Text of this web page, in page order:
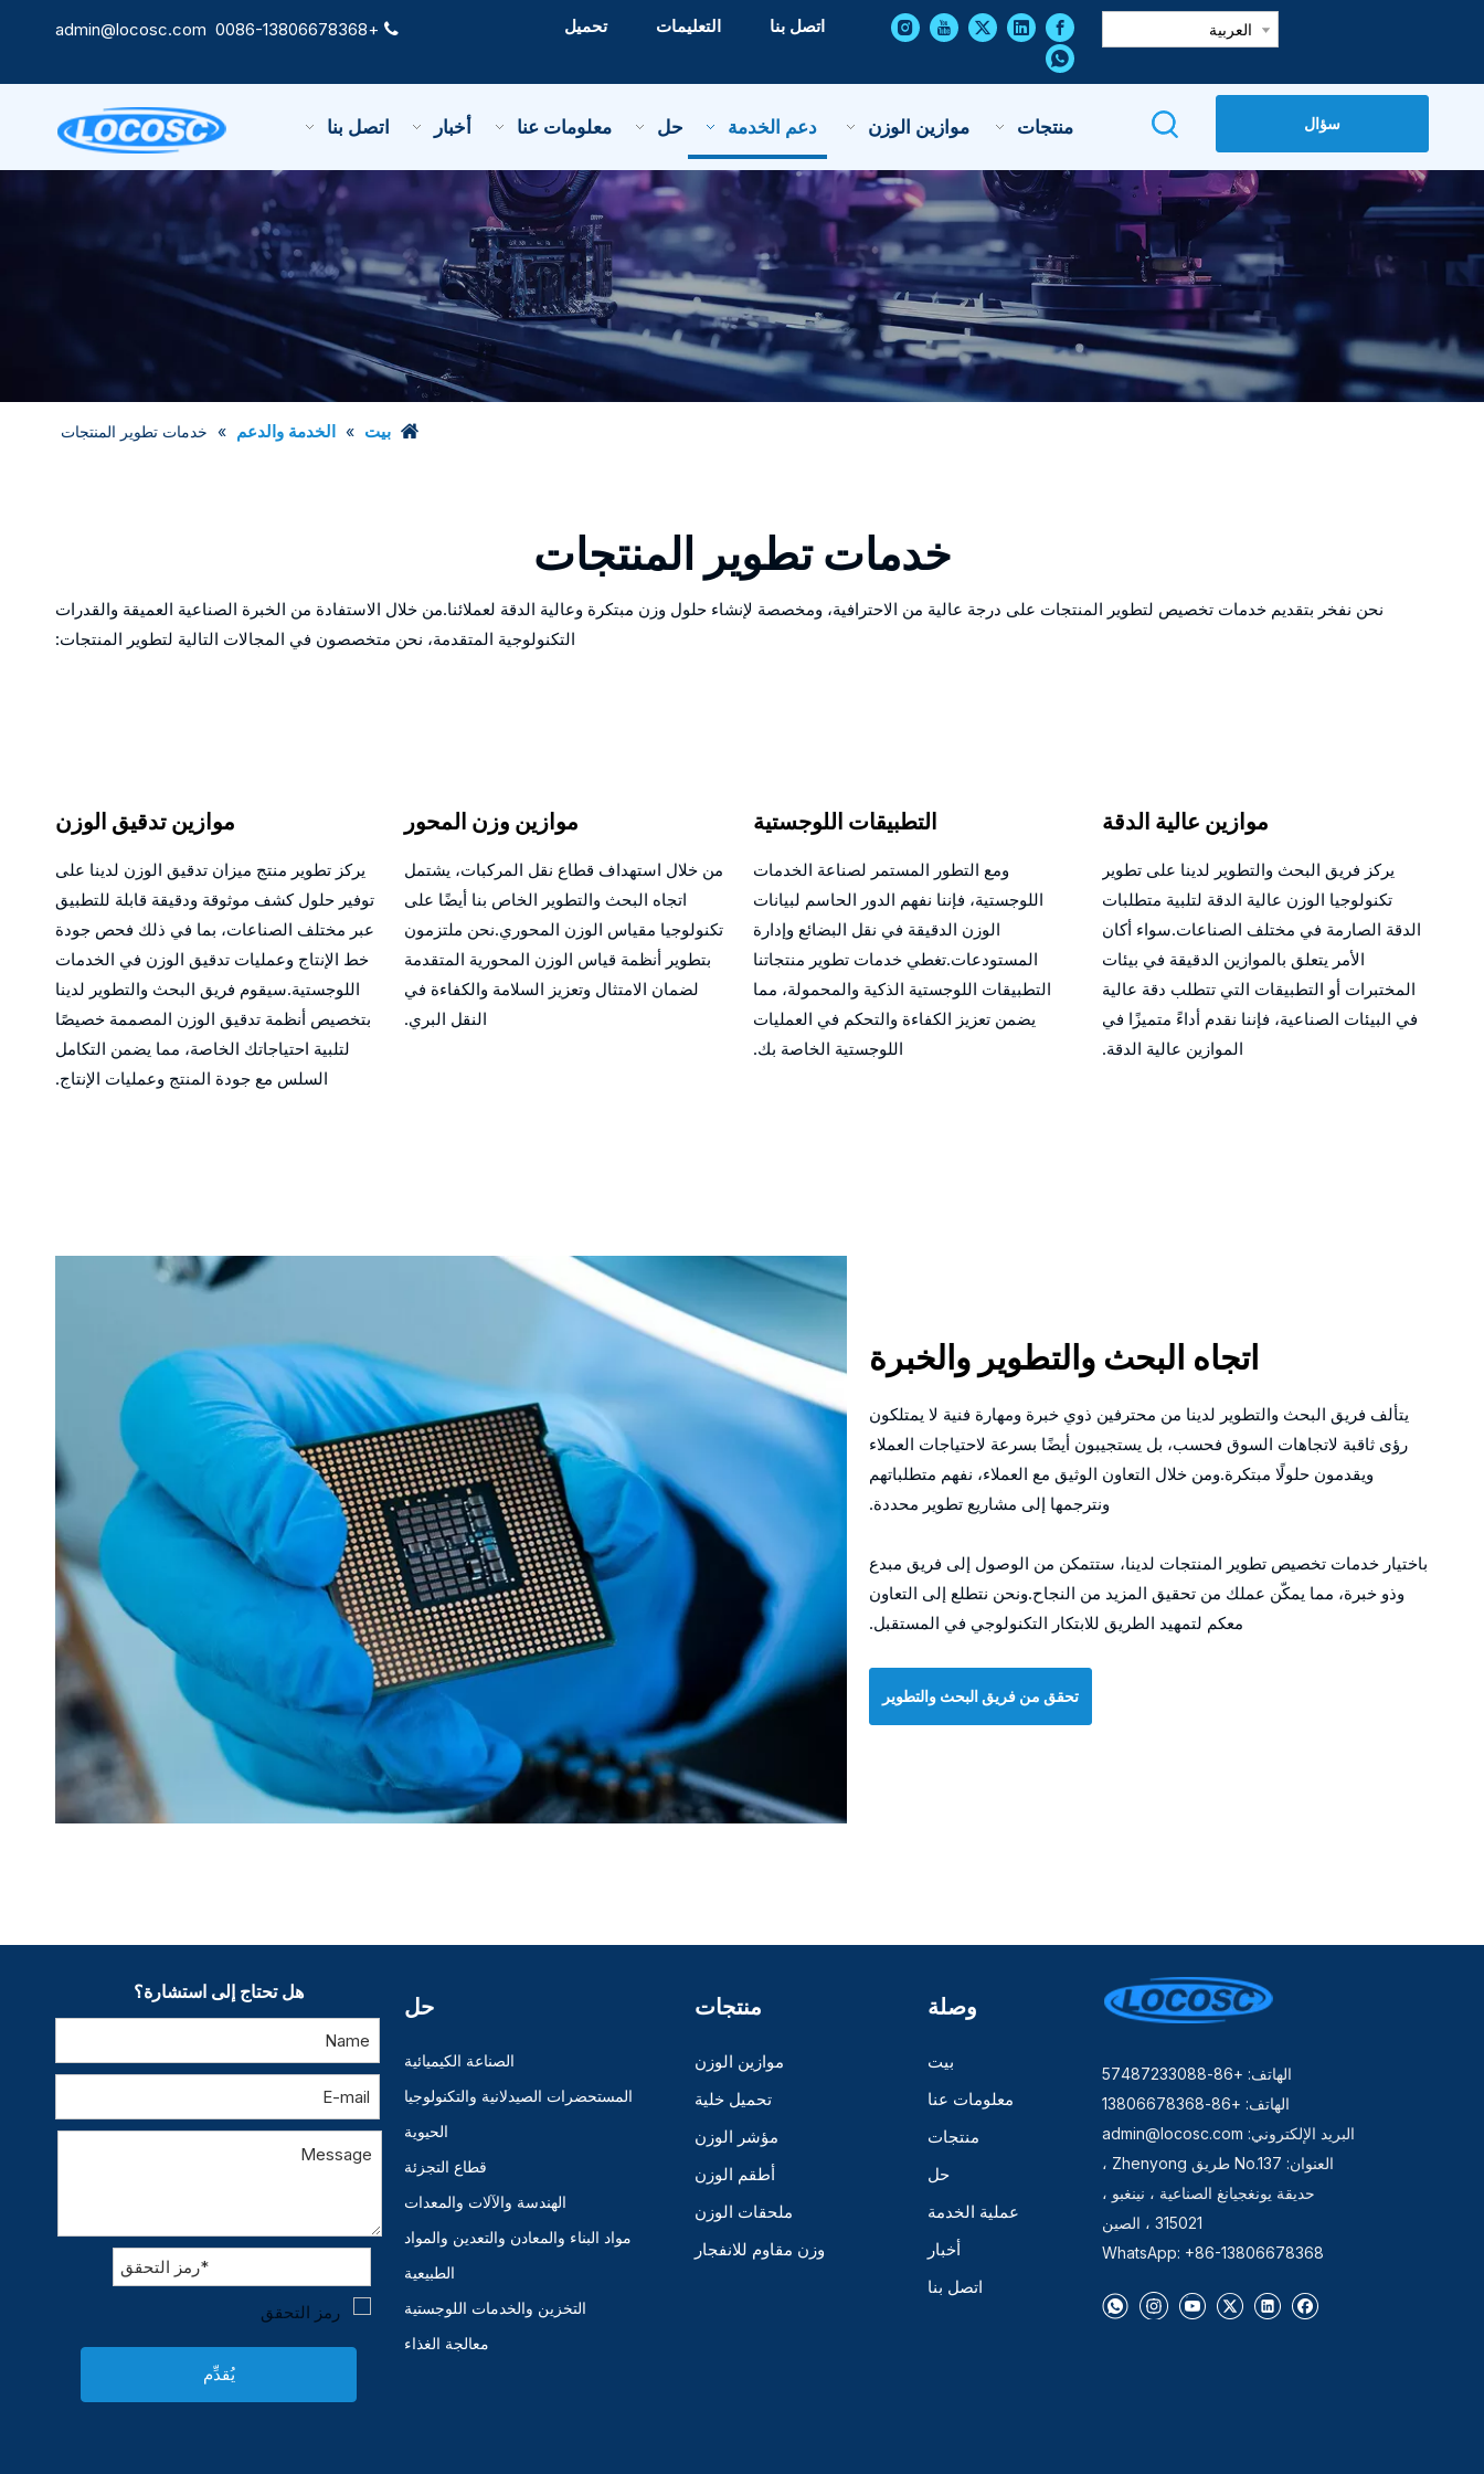

+0086-13806678368
admin@locosc.com اتصل بنا التعليمات تحميل العربية
منتجات موازين الوزن دعم الخدمة حل معلومات عنا أخبار اتصل بنا سؤال
بيت » الخدمة والدعم » خدمات تطوير المنتجات
خدمات تطوير المنتجات
نحن نفخر بتقديم خدمات تخصيص لتطوير المنتجات على درجة عالية من الاحترافية، ومخصصة لإنشاء حلول وزن مبتكرة وعالية الدقة لعملائنا.من خلال الاستفادة من الخبرة الصناعية العميقة والقدرات
التكنولوجية المتقدمة، نحن متخصصون في المجالات التالية لتطوير المنتجات:
موازين عالية الدقة
يركز فريق البحث والتطوير لدينا على تطوير
تكنولوجيا الوزن عالية الدقة لتلبية متطلبات
الدقة الصارمة في مختلف الصناعات.سواء أكان
الأمر يتعلق بالموازين الدقيقة في بيئات
المختبرات أو التطبيقات التي تتطلب دقة عالية
في البيئات الصناعية، فإننا نقدم أداءً متميزًا في
الموازين عالية الدقة.
التطبيقات اللوجستية
ومع التطور المستمر لصناعة الخدمات
اللوجستية، فإننا نفهم الدور الحاسم لبيانات
الوزن الدقيقة في نقل البضائع وإدارة
المستودعات.تغطي خدمات تطوير منتجاتنا
التطبيقات اللوجستية الذكية والمحمولة، مما
يضمن تعزيز الكفاءة والتحكم في العمليات
اللوجستية الخاصة بك.
موازين وزن المحور
من خلال استهداف قطاع نقل المركبات، يشتمل
اتجاه البحث والتطوير الخاص بنا أيضًا على
تكنولوجيا مقياس الوزن المحوري.نحن ملتزمون
بتطوير أنظمة قياس الوزن المحورية المتقدمة
لضمان الامتثال وتعزيز السلامة والكفاءة في
النقل البري.
موازين تدقيق الوزن
يركز تطوير منتج ميزان تدقيق الوزن لدينا على
توفير حلول كشف موثوقة ودقيقة قابلة للتطبيق
عبر مختلف الصناعات، بما في ذلك فحص جودة
خط الإنتاج وعمليات تدقيق الوزن في الخدمات
اللوجستية.سيقوم فريق البحث والتطوير لدينا
بتخصيص أنظمة تدقيق الوزن المصممة خصيصًا
لتلبية احتياجاتك الخاصة، مما يضمن التكامل
السلس مع جودة المنتج وعمليات الإنتاج.
اتجاه البحث والتطوير والخبرة
يتألف فريق البحث والتطوير لدينا من محترفين ذوي خبرة ومهارة فنية لا يمتلكون
رؤى ثاقبة لاتجاهات السوق فحسب، بل يستجيبون أيضًا بسرعة لاحتياجات العملاء
ويقدمون حلولًا مبتكرة.ومن خلال التعاون الوثيق مع العملاء، نفهم متطلباتهم
ونترجمها إلى مشاريع تطوير محددة.
باختيار خدمات تخصيص تطوير المنتجات لدينا، ستتمكن من الوصول إلى فريق مبدع
وذو خبرة، مما يمكّن عملك من تحقيق المزيد من النجاح.ونحن نتطلع إلى التعاون
معكم لتمهيد الطريق للابتكار التكنولوجي في المستقبل.
تحقق من فريق البحث والتطوير
الهاتف: +86-57487233088
الهاتف: +86-13806678368
البريد الإلكتروني: admin@locosc.com
العنوان: No.137 طريق Zhenyong ،
حديقة يونغجيانغ الصناعية ، نينغبو ،
315021 ، الصين
WhatsApp: +86-13806678368
وصلة
بيت
معلومات عنا
منتجات
حل
عملية الخدمة
أخبار
اتصل بنا
منتجات
موازين الوزن
تحميل خلية
مؤشر الوزن
أطقم الوزن
ملحقات الوزن
وزن مقاوم للانفجار
حل
الصناعة الكيميائية
المستحضرات الصيدلانية والتكنولوجيا
الحيوية
قطاع التجزئة
الهندسة والآلات والمعدات
مواد البناء والمعادن والتعدين والمواد
الطبيعية
التخزين والخدمات اللوجستية
معالجة الغذاء
هل تحتاج إلى استشارة؟
يُقدِّم